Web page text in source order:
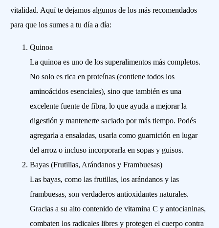
vitalidad. Aquí te dejamos algunos de los más recomendados
para que los sumes a tu día a día:
Quinoa
La quinoa es uno de los superalimentos más completos.
No solo es rica en proteínas (contiene todos los
aminoácidos esenciales), sino que también es una
excelente fuente de fibra, lo que ayuda a mejorar la
digestión y mantenerte saciado por más tiempo. Podés
agregarla a ensaladas, usarla como guarnición en lugar
del arroz o incluso incorporarla en sopas y guisos.
Bayas (Frutillas, Arándanos y Frambuesas)
Las bayas, como las frutillas, los arándanos y las
frambuesas, son verdaderos antioxidantes naturales.
Gracias a su alto contenido de vitamina C y antocianinas,
combaten los radicales libres y protegen el cuerpo contra